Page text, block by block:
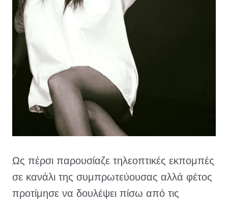
Ως πέρσι παρουσίαζε τηλεοπτικές εκπομπές
σε κανάλι της συμπρωτεύουσας αλλά φέτος
προτίμησε να δουλέψει πίσω από τις